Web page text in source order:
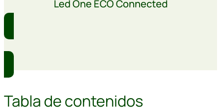
Led One ECO Connected
Tabla de contenidos